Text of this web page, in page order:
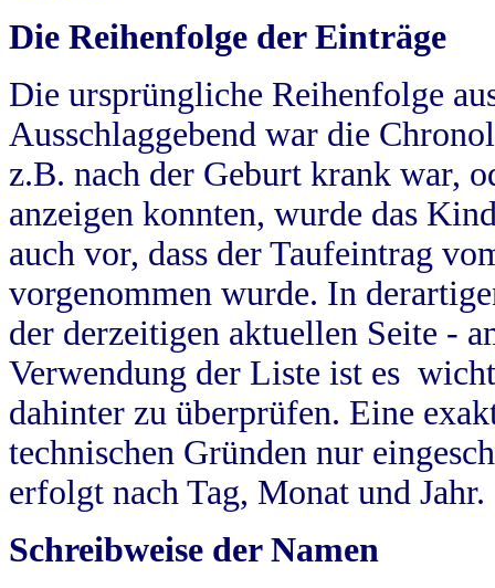
Die Reihenfolge der Einträge
Die ursprüngliche Reihenfolge
Ausschlaggebend war die
z.B. nach der Geburt krank war,
anzeigen konnten, wurde das
auch vor, dass der Taufeintrag
vorgenommen wurde. In
der derzeitigen aktuellen Seite -
Verwendung der Liste ist es
dahinter zu überprüfen. Eine
technischen Gründen nur
erfolgt nach Tag, Monat und Jahr.
Schreibweise der Namen